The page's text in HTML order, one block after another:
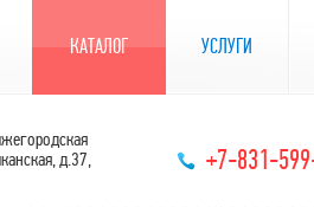
КАТАЛОГ УСЛУГИ
д.37,
+7-831-